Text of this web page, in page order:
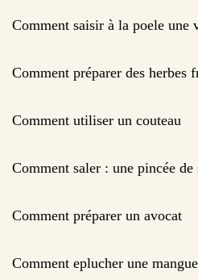
Comment saisir à la poele une
Comment préparer des herbes
Comment utiliser un couteau
Comment saler : une pincée de
Comment préparer un avocat
Comment eplucher une mangue